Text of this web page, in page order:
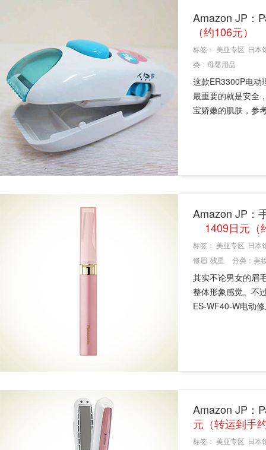
Amazon JP：
（约106元）
标签： 美亚专区 日本
类： 母婴用品
这款ER3300P电动
最重要的就是安全
宝娇嫩的肌肤，参
Amazon JP：
1409日元（
标签： 美亚专区 日本
修眉 残星 分类： 美
其实不论男女的眉
整体形象感觉。不
ES-WF40-W电动
Amazon JP：
元（转运到手
标签： 美亚专区 日本